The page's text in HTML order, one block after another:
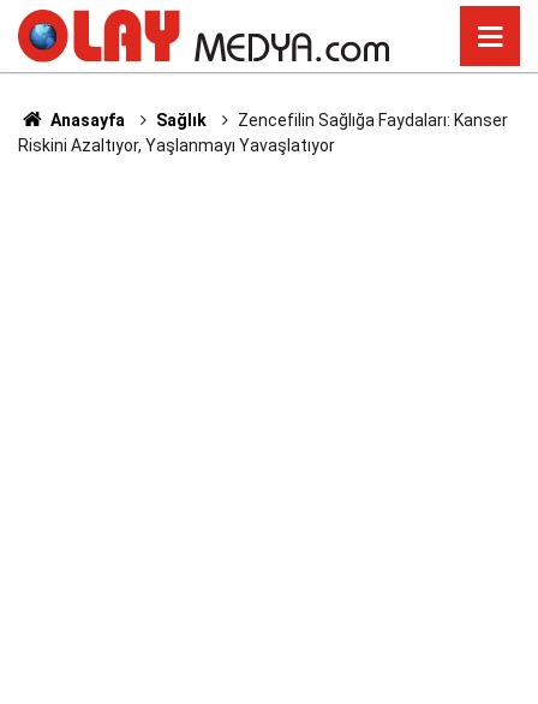
Anasayfa Sağlık
Zencefilin Sağlığa Faydaları: Kanser
Riskini Azaltıyor, Yaşlanmayı Yavaşlatıyor